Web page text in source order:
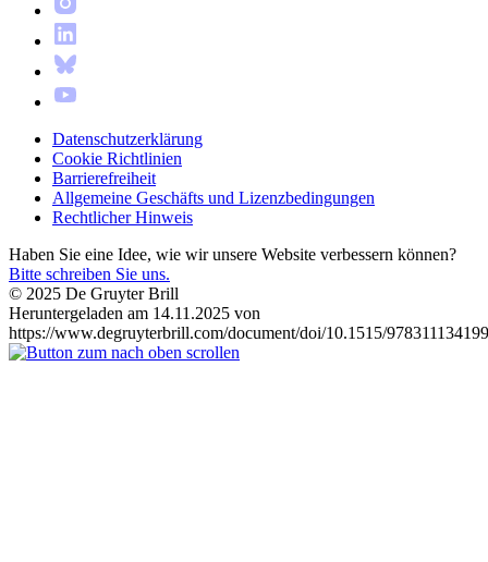
Datenschutzerklärung
Cookie Richtlinien
Barrierefreiheit
Allgemeine Geschäfts und Lizenzbedingungen
Rechtlicher Hinweis
Haben Sie eine Idee, wie wir unsere Website verbessern können?
Bitte schreiben Sie uns.
© 2025 De Gruyter Brill
Heruntergeladen am 14.11.2025 von
https://www.degruyterbrill.com/document/doi/10.1515/